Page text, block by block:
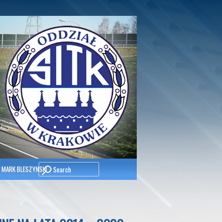
Search
BLESZYNSKI